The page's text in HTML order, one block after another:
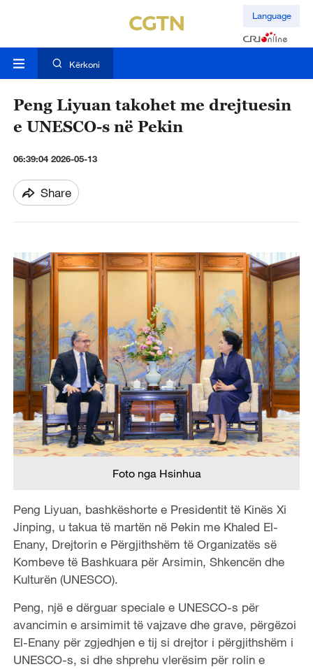
Language
Kërkoni
Peng Liyuan takohet me drejtuesin
e UNESCO-s në Pekin
06:39:04 2026-05-13
Share
Foto nga Hsinhua
Peng Liyuan, bashkëshorte e Presidentit të Kinës Xi
Jinping, u takua të martën në Pekin me Khaled El-
Enany, Drejtorin e Përgjithshëm të Organizatës së
Kombeve të Bashkuara për Arsimin, Shkencën dhe
Kulturën (UNESCO).
Peng, një e dërguar speciale e UNESCO-s për
avancimin e arsimimit të vajzave dhe grave, përgëzoi
El-Enany për zgjedhjen e tij si drejtor i përgjithshëm i
UNESCO-s, si dhe shprehu vlerësim për rolin e